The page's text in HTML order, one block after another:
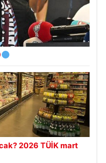
2026 TÜİK mart